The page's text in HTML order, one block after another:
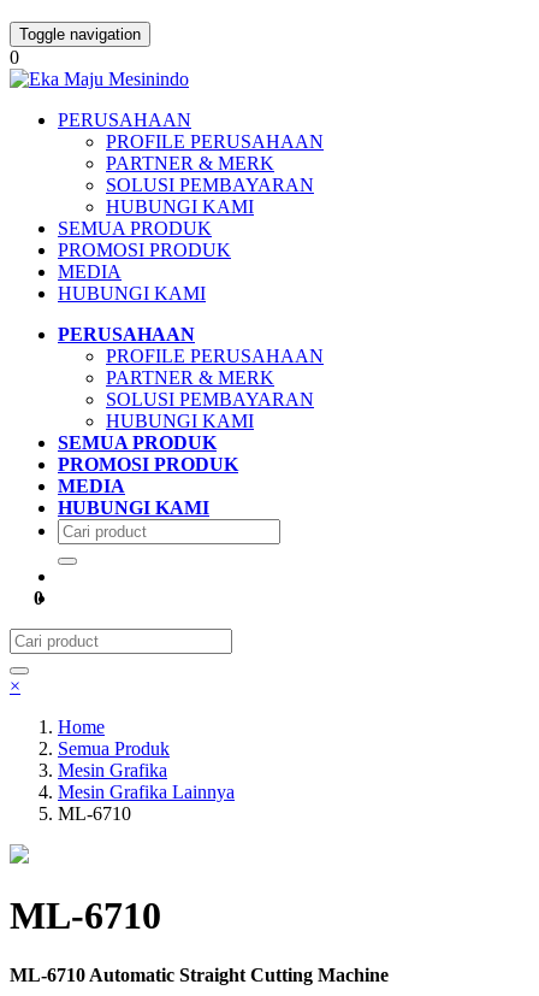
Toggle navigation
0
PERUSAHAAN
PROFILE PERUSAHAAN
PARTNER & MERK
SOLUSI PEMBAYARAN
HUBUNGI KAMI
SEMUA PRODUK
PROMOSI PRODUK
MEDIA
HUBUNGI KAMI
PERUSAHAAN
PROFILE PERUSAHAAN
PARTNER & MERK
SOLUSI PEMBAYARAN
HUBUNGI KAMI
SEMUA PRODUK
PROMOSI PRODUK
MEDIA
HUBUNGI KAMI
0
×
Home
Semua Produk
Mesin Grafika
Mesin Grafika Lainnya
ML-6710
ML-6710
ML-6710 Automatic Straight Cutting Machine